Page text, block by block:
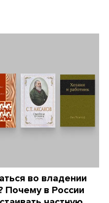
во владении
Почему в России